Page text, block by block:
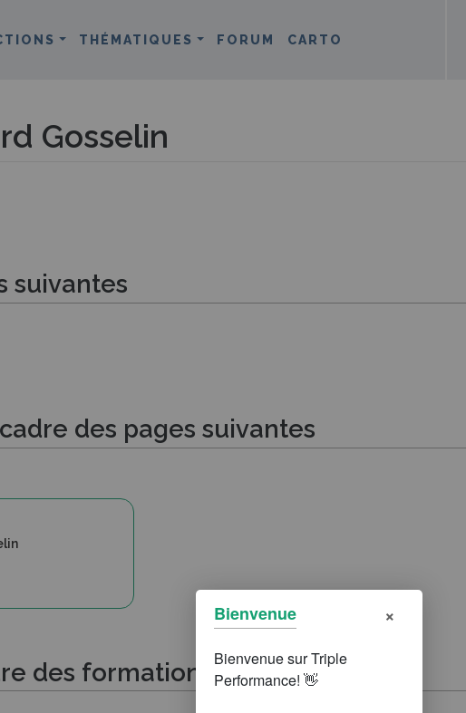
THÉMATIQUES FORUM CARTO
Gosselin
suivantes
des pages suivantes
des formations suivantes
Bienvenue ×